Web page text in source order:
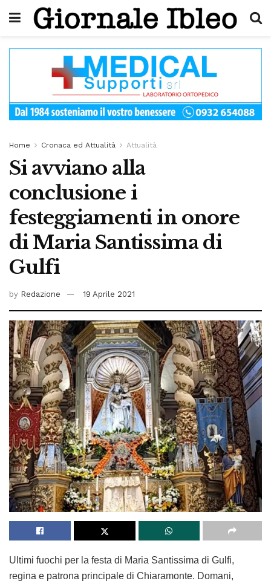
Home Cronaca ed Attualità Attualità
Si avviano alla
conclusione i
festeggiamenti in onore
di Maria Santissima di
Gulfi
by Redazione 19 Aprile 2021
Ultimi fuochi per la festa di Maria Santissima di Gulfi,
regina e patrona principale di Chiaramonte. Domani,